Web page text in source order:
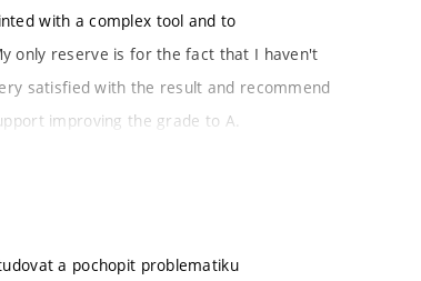
with a complex tool and to
only reserve is for the fact that I haven't
satisfied with the result and recommend
improving the grade to A.
a pochopit problematiku